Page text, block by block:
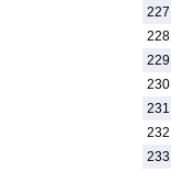
227
228
229
230
231
232
233